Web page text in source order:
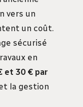
vers un
un coût.
sécurisé
en
et 30 € par
la gestion